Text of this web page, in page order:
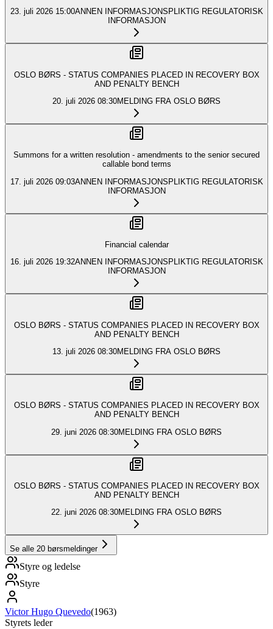
23. juli 2026 15:00ANNEN INFORMASJONSPLIKTIG REGULATORISK
INFORMASJON
OSLO BØRS - STATUS COMPANIES PLACED IN RECOVERY BOX
AND PENALTY BENCH
20. juli 2026 08:30MELDING FRA OSLO BØRS
Summons for a written resolution - amendments to the senior secured
callable bond terms
17. juli 2026 09:03ANNEN INFORMASJONSPLIKTIG REGULATORISK
INFORMASJON
Financial calendar
16. juli 2026 19:32ANNEN INFORMASJONSPLIKTIG REGULATORISK
INFORMASJON
OSLO BØRS - STATUS COMPANIES PLACED IN RECOVERY BOX
AND PENALTY BENCH
13. juli 2026 08:30MELDING FRA OSLO BØRS
OSLO BØRS - STATUS COMPANIES PLACED IN RECOVERY BOX
AND PENALTY BENCH
29. juni 2026 08:30MELDING FRA OSLO BØRS
OSLO BØRS - STATUS COMPANIES PLACED IN RECOVERY BOX
AND PENALTY BENCH
22. juni 2026 08:30MELDING FRA OSLO BØRS
Se alle 20 børsmeldinger
Styre og ledelse
Styre
Victor Hugo Quevedo(1963)
Styrets leder